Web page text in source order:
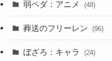
弱ペダ：アニメ (48)
葬送のフリーレン (96)
ぼざろ：キャラ (24)